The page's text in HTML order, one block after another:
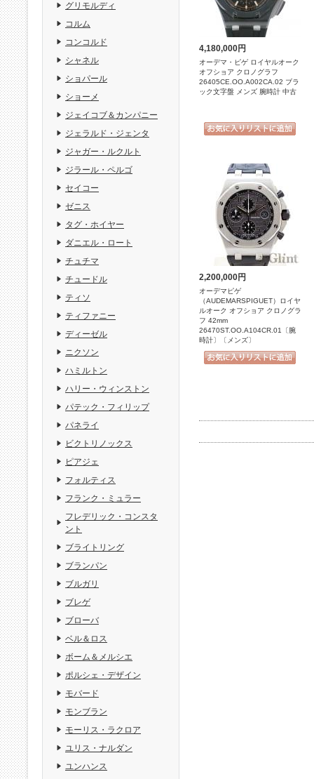
4,180,000円
オーデマ・ピゲ ロイヤルオーク
オフショア クロノグラフ
26405CE.OO.A002CA.02 ブラ
ック文字盤 メンズ 腕時計 中古
2,200,000円
オーデマピゲ
（AUDEMARSPIGUET）ロイヤ
ルオーク オフショア クロノグラ
フ 42mm
26470ST.OO.A104CR.01〔腕
時計〕〔メンズ〕
グリモルディ
コルム
コンコルド
シャネル
ショパール
ショーメ
ジェイコブ＆カンパニー
ジェラルド・ジェンタ
ジャガー・ルクルト
ジラール・ペルゴ
セイコー
ゼニス
タグ・ホイヤー
ダニエル・ロート
チュチマ
チュードル
ティソ
ティファニー
ディーゼル
ニクソン
ハミルトン
ハリー・ウィンストン
パテック・フィリップ
パネライ
ビクトリノックス
ピアジェ
フォルティス
フランク・ミュラー
フレデリック・コンスタ
ント
ブライトリング
ブランパン
ブルガリ
ブレゲ
ブローバ
ベル＆ロス
ボーム＆メルシエ
ポルシェ・デザイン
モバード
モンブラン
モーリス・ラクロア
ユリス・ナルダン
ユンハンス